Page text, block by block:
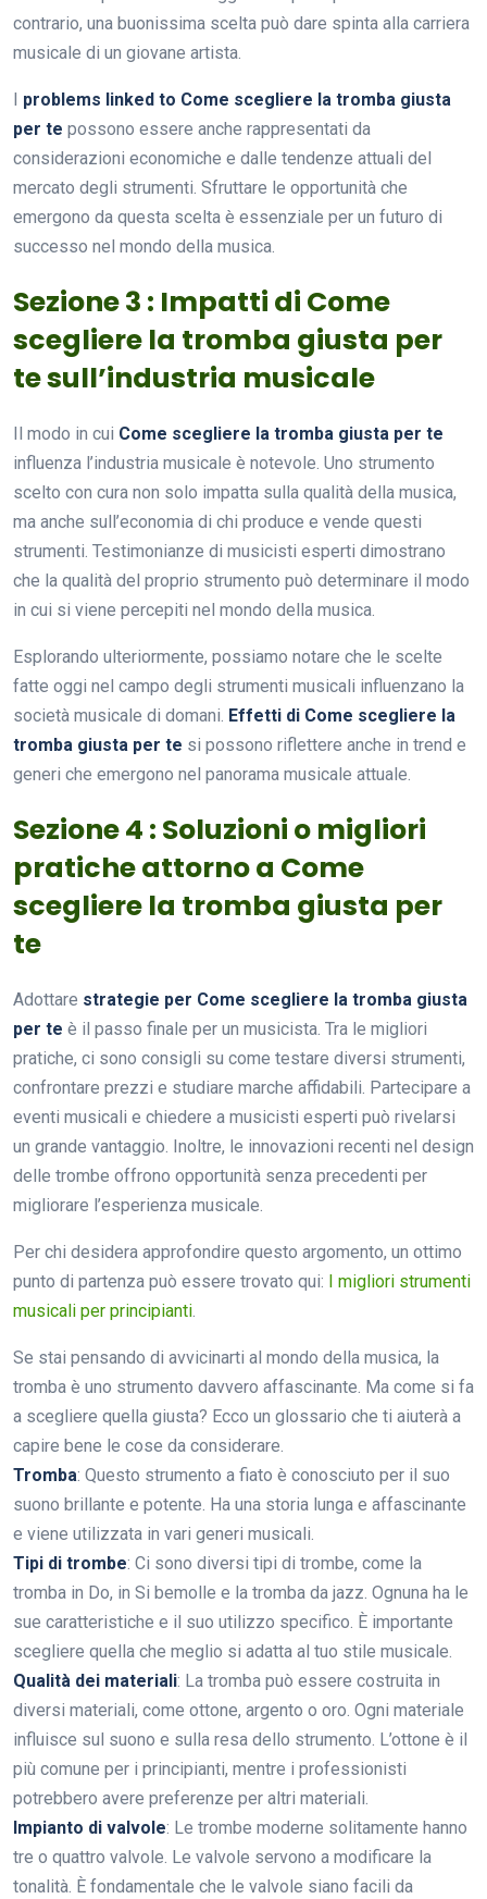
contrario, una buonissima scelta può dare spinta alla carriera
musicale di un giovane artista.
I problems linked to Come scegliere la tromba giusta
per te possono essere anche rappresentati da
considerazioni economiche e dalle tendenze attuali del
mercato degli strumenti. Sfruttare le opportunità che
emergono da questa scelta è essenziale per un futuro di
successo nel mondo della musica.
Sezione 3 : Impatti di Come
scegliere la tromba giusta per
te sull’industria musicale
Il modo in cui Come scegliere la tromba giusta per te
influenza l’industria musicale è notevole. Uno strumento
scelto con cura non solo impatta sulla qualità della musica,
ma anche sull’economia di chi produce e vende questi
strumenti. Testimonianze di musicisti esperti dimostrano
che la qualità del proprio strumento può determinare il modo
in cui si viene percepiti nel mondo della musica.
Esplorando ulteriormente, possiamo notare che le scelte
fatte oggi nel campo degli strumenti musicali influenzano la
società musicale di domani. Effetti di Come scegliere la
tromba giusta per te si possono riflettere anche in trend e
generi che emergono nel panorama musicale attuale.
Sezione 4 : Soluzioni o migliori
pratiche attorno a Come
scegliere la tromba giusta per
te
Adottare strategie per Come scegliere la tromba giusta
per te è il passo finale per un musicista. Tra le migliori
pratiche, ci sono consigli su come testare diversi strumenti,
confrontare prezzi e studiare marche affidabili. Partecipare a
eventi musicali e chiedere a musicisti esperti può rivelarsi
un grande vantaggio. Inoltre, le innovazioni recenti nel design
delle trombe offrono opportunità senza precedenti per
migliorare l’esperienza musicale.
Per chi desidera approfondire questo argomento, un ottimo
punto di partenza può essere trovato qui: I migliori strumenti
musicali per principianti.
Se stai pensando di avvicinarti al mondo della musica, la
tromba è uno strumento davvero affascinante. Ma come si fa
a scegliere quella giusta? Ecco un glossario che ti aiuterà a
capire bene le cose da considerare.
Tromba: Questo strumento a fiato è conosciuto per il suo
suono brillante e potente. Ha una storia lunga e affascinante
e viene utilizzata in vari generi musicali.
Tipi di trombe: Ci sono diversi tipi di trombe, come la
tromba in Do, in Si bemolle e la tromba da jazz. Ognuna ha le
sue caratteristiche e il suo utilizzo specifico. È importante
scegliere quella che meglio si adatta al tuo stile musicale.
Qualità dei materiali: La tromba può essere costruita in
diversi materiali, come ottone, argento o oro. Ogni materiale
influisce sul suono e sulla resa dello strumento. L’ottone è il
più comune per i principianti, mentre i professionisti
potrebbero avere preferenze per altri materiali.
Impianto di valvole: Le trombe moderne solitamente hanno
tre o quattro valvole. Le valvole servono a modificare la
tonalità. È fondamentale che le valvole siano facili da